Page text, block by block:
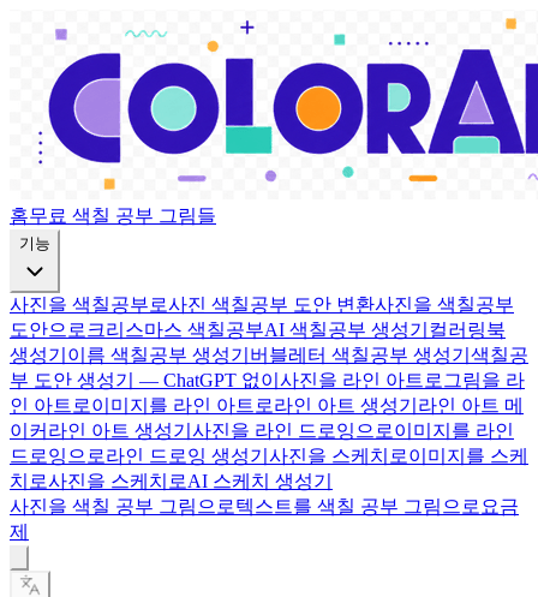
홈무료 색칠 공부 그림들
기능
사진을 색칠공부로사진 색칠공부 도안 변환사진을 색칠공부
도안으로 크리스마스 색칠공부AI 색칠공부 생성기 컬러링북
생성기 이름 색칠공부 생성기 버블레터 색칠공부 생성기 색칠공
부 도안 생성기 — ChatGPT 없이 사진을 라인 아트로 그림을 라
인 아트로이미지를 라인 아트로라인 아트 생성기 라인 아트 메
이커 라인 아트 생성기 사진을 라인 드로잉으로이미지를 라인
드로잉으로라인 드로잉 생성기 사진을 스케치로이미지를 스케
치로사진을 스케치로AI 스케치 생성기
사진을 색칠 공부 그림으로텍스트를 색칠 공부 그림으로 요금
제